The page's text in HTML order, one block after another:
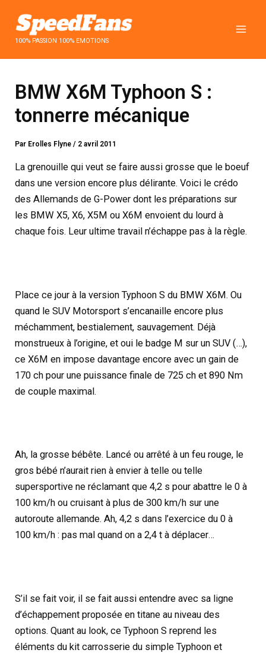
contenu100% PASSION 100% EMOTIONS
BMW X6M Typhoon S :
tonnerre mécanique
Par Erolles Flyne/ 2 avril 2011
La grenouille qui veut se faire aussi grosse que le boeuf
dans une version encore plus délirante. Voici le crédo
des Allemands de G-Power dont les préparations sur
les BMW X5, X6, X5M ou X6M envoient du lourd à
chaque fois. Leur ultime travail n’échappe pas à la règle.
Place ce jour à la version Typhoon S du BMW X6M. Ou
quand le SUV Motorsport s’encanaille encore plus
méchamment, bestialement, sauvagement. Déjà
monstrueux à l’origine, et oui le badge M sur un SUV (…),
ce X6M en impose davantage encore avec un gain de
170 ch pour une puissance finale de 725 ch et 890 Nm
de couple maximal.
Ah, la grosse bébête. Lancé ou arrêté à un feu rouge, le
gros bébé n’aurait rien à envier à telle ou telle
supersportive ne réclamant que 4,2 s pour abattre le 0 à
100 km/h ou cruisant à plus de 300 km/h sur une
autoroute allemande. Ah, 4,2 s dans l’exercice du 0 à
100 km/h : pas mal quand on a 2,4 t à déplacer…
S’il se fait voir, il se fait aussi entendre avec sa ligne
d’échappement proposée en titane au niveau des
options. Quant au look, ce Typhoon S reprend les
éléments du kit carrosserie du simple Typhoon et